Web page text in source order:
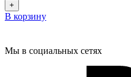
+
В корзину
Мы в социальных сетях